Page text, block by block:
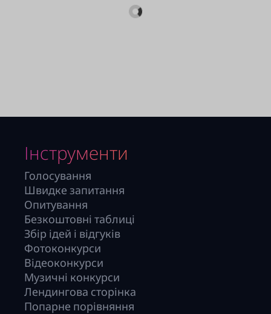
Інструменти
Голосування
Швидке запитання
Опитування
Безкоштовні таблиці
Збір ідей і відгуків
Фотоконкурси
Відеоконкурси
Музичні конкурси
Лендингова сторінка
Попарне порівняння